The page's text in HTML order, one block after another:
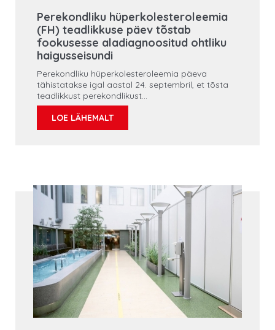
Perekondliku hüperkolesteroleemia
(FH) teadlikkuse päev tõstab
fookusesse aladiagnoositud ohtliku
haigusseisundi
Perekondliku hüperkolesteroleemia päeva
tähistatakse igal aastal 24. septembril, et tõsta
teadlikkust perekondlikust
hüperkolesteroleemiast kui pärilikust seisundist,
mis põhjustab kõrget LDL-kolesterooli taset ja
suurendab oluliselt südame-veresoonkonna
LOE LÄHEMALT